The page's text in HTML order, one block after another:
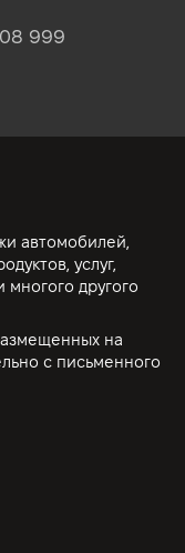
999
автомобилей,
услуг,
другого
на
с письменного